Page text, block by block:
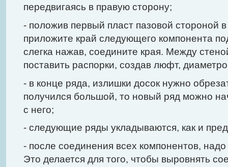
передвигаясь в правую сторону;
- положив первый пласт пазовой стороной
приложите край следующего компонента
слегка нажав, соедините края. Между
поставить распорки, создав люфт,
- в конце ряда, излишки досок нужно
получился большой, то новый ряд можно
с него;
- следующие ряды укладываются, как и
- после соединения всех компонентов,
Это делается для того, чтобы выровнять